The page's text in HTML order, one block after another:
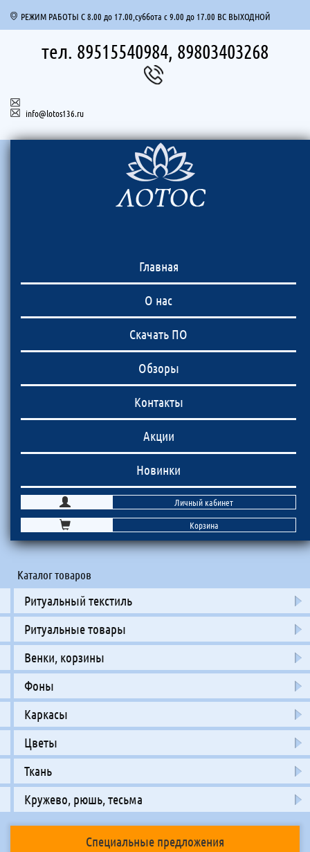
РЕЖИМ РАБОТЫ С 8.00 до 17.00,суббота с 9.00 до 17.00 ВС ВЫХОДНОЙ
тел. 89515540984, 89803403268
info@lotos136.ru
Главная
О нас
Скачать ПО
Обзоры
Контакты
Акции
Новинки
Личный кабинет
Корзина
Каталог товаров
Ритуальный текстиль
Ритуальные товары
Венки, корзины
Фоны
Каркасы
Цветы
Ткань
Кружево, рюшь, тесьма
Специальные предложения